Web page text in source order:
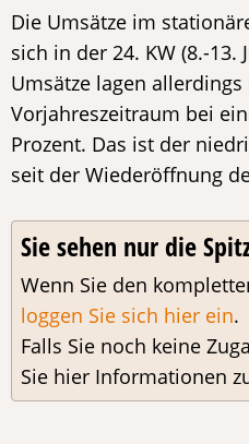
Die Umsätze im
sich in der 24. KW (8.-
Umsätze lagen
Vorjahreszeitraum bei
Prozent. Das ist der
seit der Wiederöffnung
Sie sehen nur die
Wenn Sie den
loggen Sie sich hier ein.
Falls Sie noch keine
Sie hier Informationen